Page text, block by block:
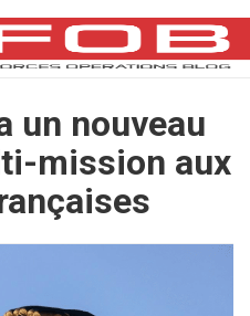
un nouveau
mission aux